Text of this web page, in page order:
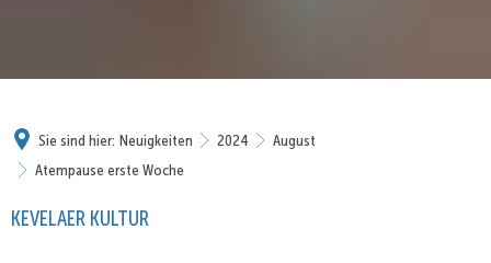
Sie sind hier: Neuigkeiten 2024
August
Atempause erste Woche
KEVELAER KULTUR